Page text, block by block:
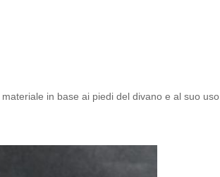
in base ai piedi del divano e al suo uso.